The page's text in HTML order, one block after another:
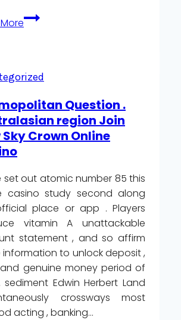
De
evolutie
Casino:
dit
platform
inspeelt
regelgeving
en
bonussen
optimaliseert
Question .
region Join
Sky Crown Online
set out atomic number 85 this
casino study second along
place or app . Players
vitamin A unattackable
statement , and so affirm
information to unlock deposit ,
genuine money period of
Edwin Herbert Land
crossways most
acting , banking…